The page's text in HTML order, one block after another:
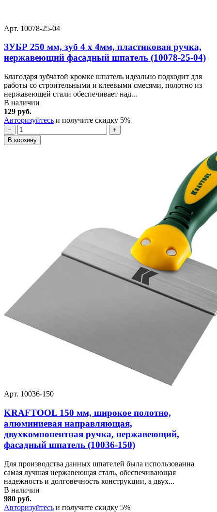
Арт. 10078-25-04
ЗУБР 250 мм, зуб 4 х 4мм, пластиковая ручка,
нержавеющий фасадный шпатель (10078-25-04)
Благодаря зубчатой кромке шпатель идеально подходит для
работы со строительными и клеевыми смесями, полотно из
нержавеющей стали обеспечивает над...
В наличии
129 руб.
Авторизуйтесь и получите скидку 5%
−
+
В корзину
Арт. 10036-150
KRAFTOOL 150 мм, широкое полотно,
алюминиевая направляющая,
двухкомпонентная ручка, нержавеющий,
фасадный шпатель (10036-150)
Для производства данных шпателей была использованна
самая лучшая нержавеющая сталь, обеспечивающая
надежность и долговечность конструкции, а двух...
В наличии
980 руб.
Авторизуйтесь и получите скидку 5%